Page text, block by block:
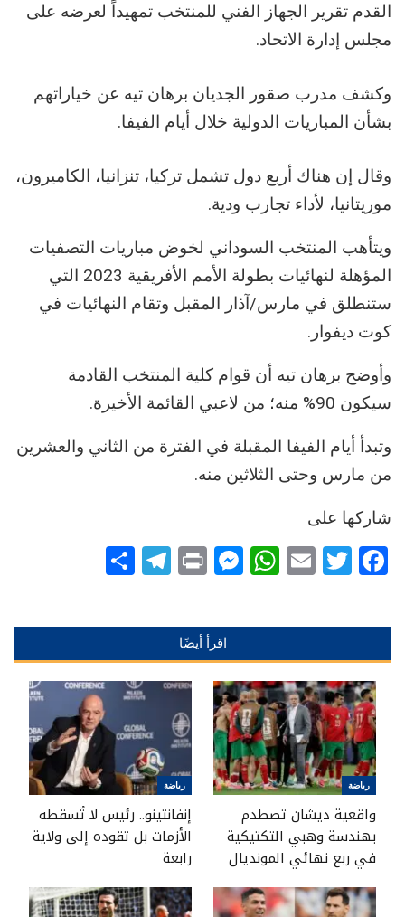
القدم تقرير الجهاز الفني للمنتخب تمهيداً لعرضه على
مجلس إدارة الاتحاد.
وكشف مدرب صقور الجديان برهان تيه عن خياراتهم
بشأن المباريات الدولية خلال أيام الفيفا.
وقال إن هناك أربع دول تشمل تركيا، تنزانيا، الكاميرون،
موريتانيا، لأداء تجارب ودية.
ويتأهب المنتخب السوداني لخوض مباريات التصفيات
المؤهلة لنهائيات بطولة الأمم الأفريقية 2023 التي
ستنطلق في مارس/آذار المقبل وتقام النهائيات في
كوت ديفوار.
وأوضح برهان تيه أن قوام كلية المنتخب القادمة
سيكون 90% منه؛ من لاعبي القائمة الأخيرة.
وتبدأ أيام الفيفا المقبلة في الفترة من الثاني والعشرين
من مارس وحتى الثلاثين منه.
شاركها على
Facebook
Twitter
Email
WhatsApp
Messenger
Print
Telegram
اقرأ أيضًا
رياضة
واقعية ديشان تصطدم
بهندسة وهبي التكتيكية
في ربع نهائي المونديال
رياضة
إنفانتينو.. رئيس لا تُسقطه
الأزمات بل تقوده إلى ولاية
رابعة